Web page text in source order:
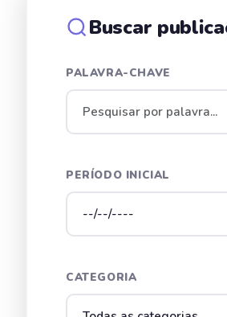
Buscar
PALAVRA-CHAVE
PERÍODO INICIAL
CATEGORIA